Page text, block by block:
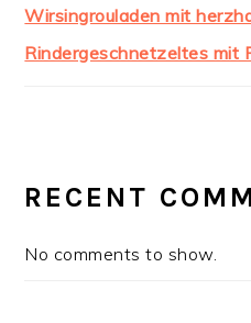
Wirsingrouladen mit
Rindergeschnetzeltes mit
RECENT
No comments to show.